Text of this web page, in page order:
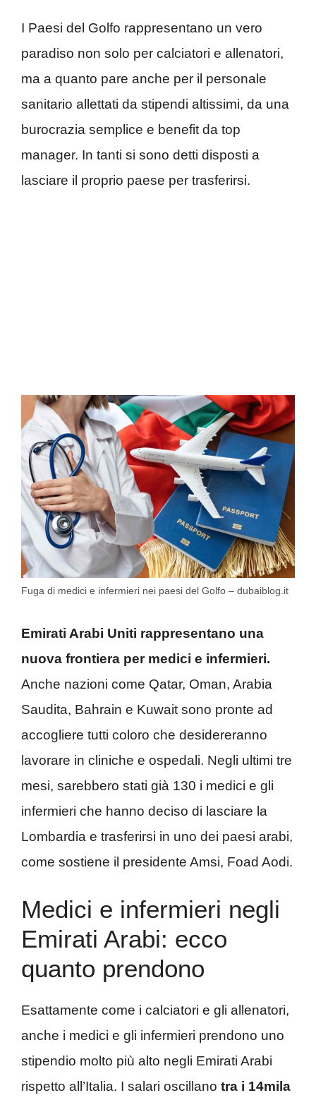
I Paesi del Golfo rappresentano un vero
paradiso non solo per calciatori e allenatori,
ma a quanto pare anche per il personale
sanitario allettati da stipendi altissimi, da una
burocrazia semplice e benefit da top
manager. In tanti si sono detti disposti a
lasciare il proprio paese per trasferirsi.
Fuga di medici e infermieri nei paesi del Golfo – dubaiblog.it
Emirati Arabi Uniti rappresentano una
nuova frontiera per medici e infermieri.
Anche nazioni come Qatar, Oman, Arabia
Saudita, Bahrain e Kuwait sono pronte ad
accogliere tutti coloro che desidereranno
lavorare in cliniche e ospedali. Negli ultimi tre
mesi, sarebbero stati già 130 i medici e gli
infermieri che hanno deciso di lasciare la
Lombardia e trasferirsi in uno dei paesi arabi,
come sostiene il presidente Amsi, Foad Aodi.
Medici e infermieri negli
Emirati Arabi: ecco
quanto prendono
Esattamente come i calciatori e gli allenatori,
anche i medici e gli infermieri prendono uno
stipendio molto più alto negli Emirati Arabi
rispetto all’Italia. I salari oscillano tra i 14mila